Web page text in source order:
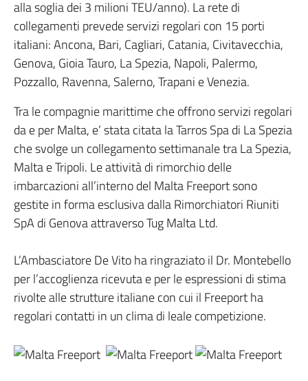
alla soglia dei 3 milioni TEU/anno). La rete di
collegamenti prevede servizi regolari con 15 porti
italiani: Ancona, Bari, Cagliari, Catania, Civitavecchia,
Genova, Gioia Tauro, La Spezia, Napoli, Palermo,
Pozzallo, Ravenna, Salerno, Trapani e Venezia.
Tra le compagnie marittime che offrono servizi regolari
da e per Malta, e’ stata citata la Tarros Spa di La Spezia
che svolge un collegamento settimanale tra La Spezia,
Malta e Tripoli. Le attività di rimorchio delle
imbarcazioni all’interno del Malta Freeport sono
gestite in forma esclusiva dalla Rimorchiatori Riuniti
SpA di Genova attraverso Tug Malta Ltd.
L’Ambasciatore De Vito ha ringraziato il Dr. Montebello
per l’accoglienza ricevuta e per le espressioni di stima
rivolte alle strutture italiane con cui il Freeport ha
regolari contatti in un clima di leale competizione.